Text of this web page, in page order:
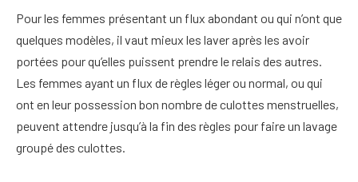
Pour les femmes présentant un flux abondant ou qui n’ont que
quelques modèles, il vaut mieux les laver après les avoir
portées pour qu’elles puissent prendre le relais des autres.
Les femmes ayant un flux de règles léger ou normal, ou qui
ont en leur possession bon nombre de culottes menstruelles,
peuvent attendre jusqu’à la fin des règles pour faire un lavage
groupé des culottes.